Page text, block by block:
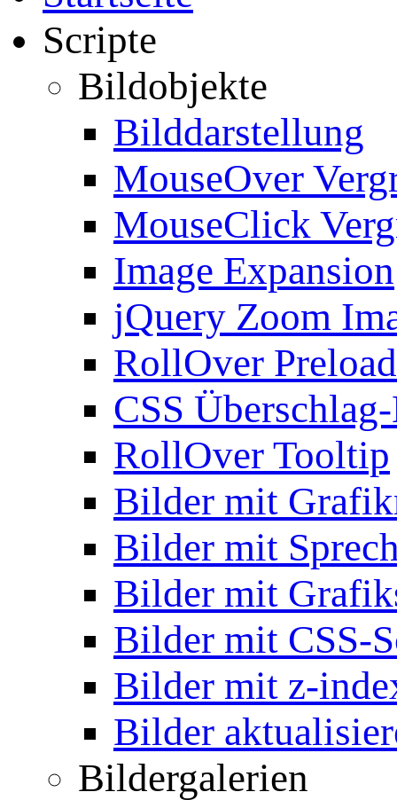
Scripte
Bildobjekte
Bilddarstellung
MouseOver
MouseClick
Image Expansion
jQuery Zoom
RollOver Preload
CSS
RollOver Tooltip
Bilder mit
Bilder mit
Bilder mit
Bilder mit CSS-
Bilder mit z-
Bilder
Bildergalerien